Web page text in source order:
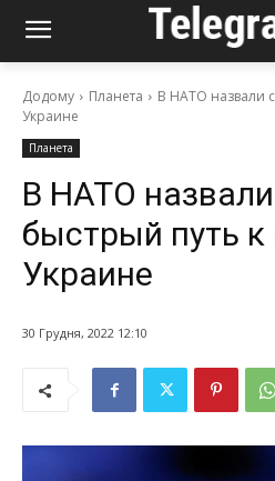
Додому Планета
В НАТО назвали
Украине
Планета
В НАТО
быстрый путь к
Украине
30 Грудня, 2022 12:10